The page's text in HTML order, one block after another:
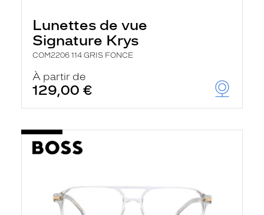
Lunettes de vue
Signature Krys
COM2206 114 GRIS FONCE
À partir de
129,00 €